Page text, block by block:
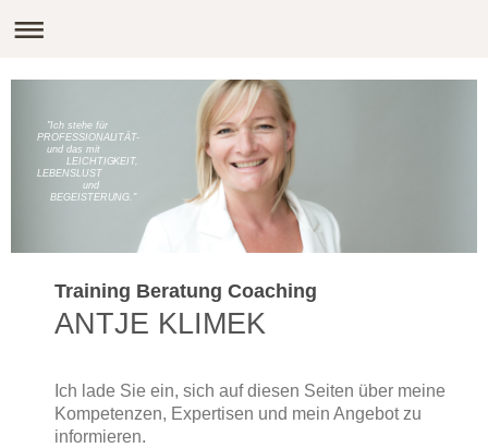
"Ich stehe für
PROFESSIONALITÄT-
und das mit
LEICHTIGKEIT,
LEBENSLUST
und
BEGEISTERUNG."
Training Beratung Coaching
ANTJE KLIMEK
Ich lade Sie ein, sich auf diesen Seiten über meine
Kompetenzen, Expertisen und mein Angebot zu
informieren.